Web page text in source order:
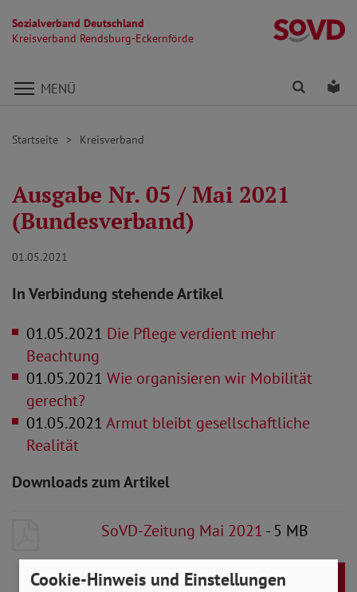
Sozialverband Deutschland
Kreisverband Rendsburg-Eckernförde
Direkt zu den Inhalten springen
MENÜ Finden
Startseite Kreisverband
Ausgabe Nr. 05 / Mai 2021
(Bundesverband)
01.05.2021
In Verbindung stehende Artikel
01.05.2021 Die Pflege verdient mehr
Beachtung
01.05.2021 Wie organisieren wir Mobilität
gerecht?
01.05.2021Armut bleibt gesellschaftliche
Realität
Downloads zum Artikel
SoVD-Zeitung Mai 2021- 5 MB
Download
Cookie-Hinweis und Einstellungen